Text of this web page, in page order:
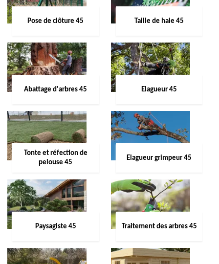
Pose de clôture 45 Taille de haie 45
Abattage d'arbres 45 Elagueur 45
Tonte et réfection de
pelouse 45
Elagueur grimpeur 45
Paysagiste 45 Traitement des arbres 45